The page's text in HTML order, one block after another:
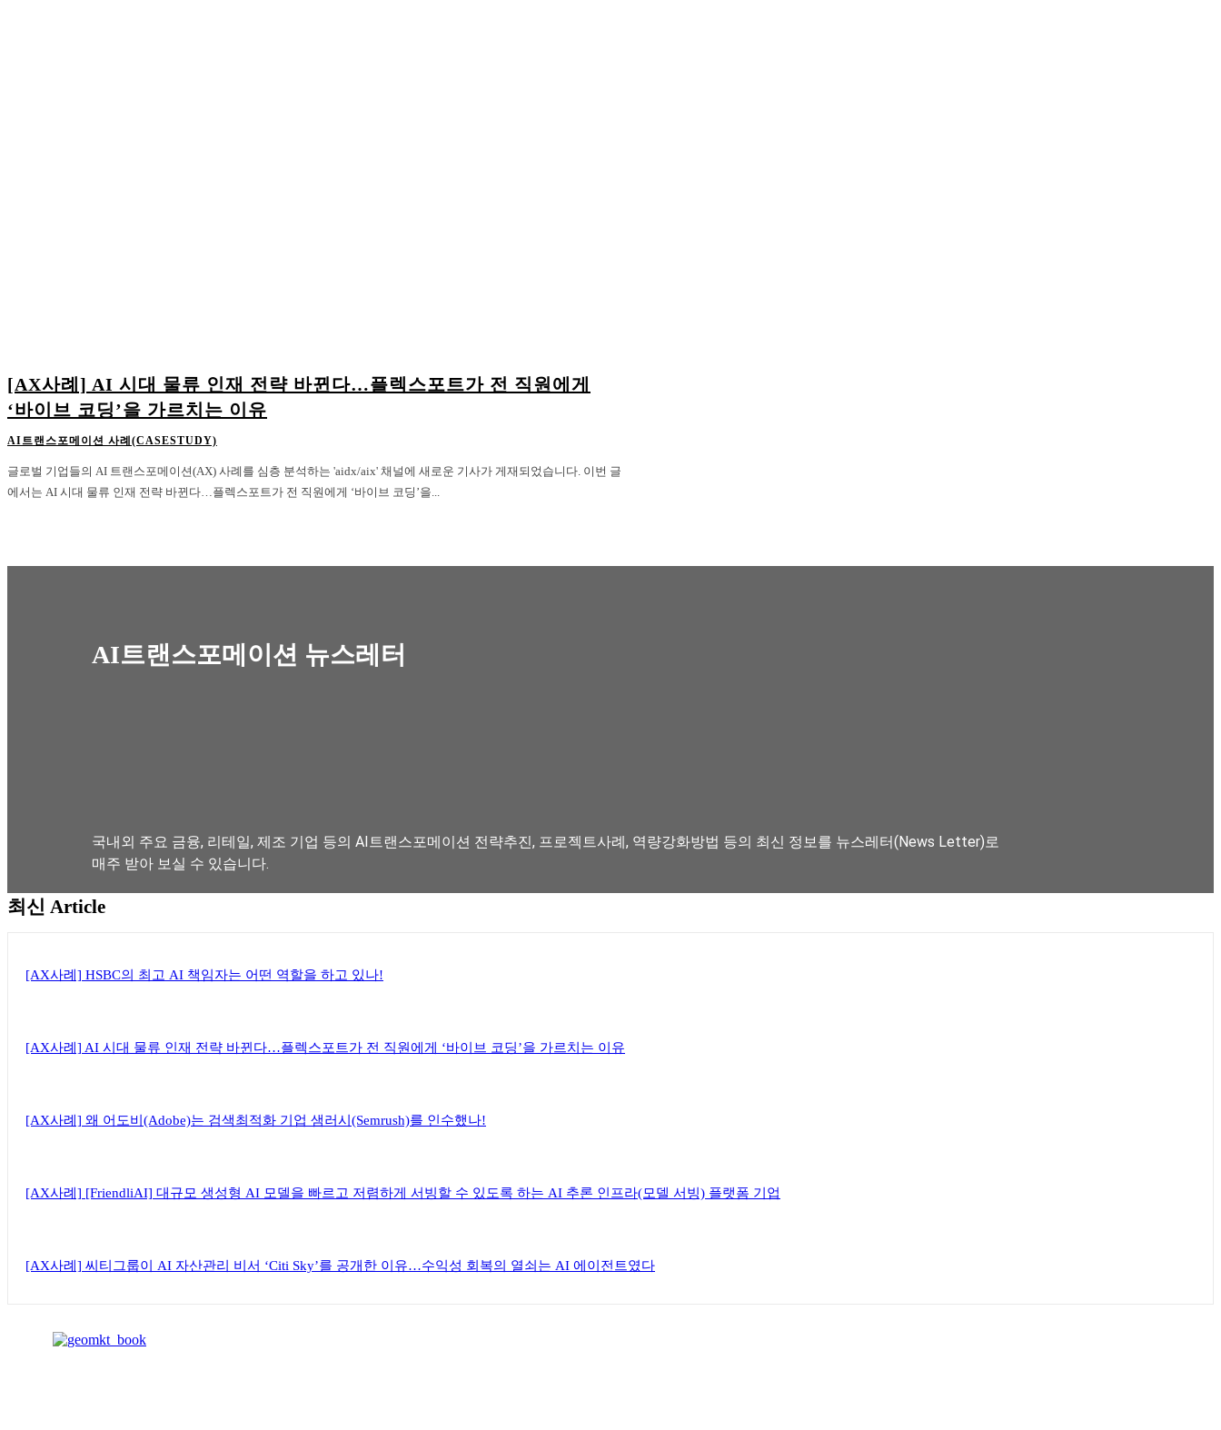
[AX사례] AI 시대 물류 인재 전략 바뀐다…플렉스포트가 전 직원에게
‘바이브 코딩’을 가르치는 이유
AI트랜스포메이션 사례(CASESTUDY)
글로벌 기업들의 AI 트랜스포메이션(AX) 사례를 심층 분석하는 'aidx/aix' 채널에 새로운 기사가 게재되었습니다. 이번 글
에서는 AI 시대 물류 인재 전략 바뀐다…플렉스포트가 전 직원에게 ‘바이브 코딩’을...
AI트랜스포메이션 뉴스레터
국내외 주요 금융, 리테일, 제조 기업 등의 AI트랜스포메이션 전략추진, 프로젝트사례, 역량강화방법 등의 최신 정보를 뉴스레터(News Letter)로
매주 받아 보실 수 있습니다.
최신 Article
[AX사례] HSBC의 최고 AI 책임자는 어떤 역할을 하고 있나!
[AX사례] AI 시대 물류 인재 전략 바뀐다…플렉스포트가 전 직원에게 ‘바이브 코딩’을 가르치는 이유
[AX사례] 왜 어도비(Adobe)는 검색최적화 기업 샘러시(Semrush)를 인수했나!
[AX사례] [FriendliAI] 대규모 생성형 AI 모델을 빠르고 저렴하게 서빙할 수 있도록 하는 AI 추론 인프라(모델 서빙) 플랫폼 기업
[AX사례] 씨티그룹이 AI 자산관리 비서 ‘Citi Sky’를 공개한 이유…수익성 회복의 열쇠는 AI 에이전트였다